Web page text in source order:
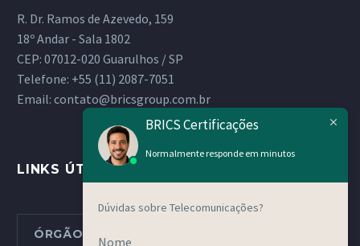
R. Dr. Ramos de Azevedo, 159
18º Andar - Sala 1802
CEP: 07012-020 Guarulhos / SP
Telefone: +55 (11) 2087-7051
Email: contato@bricsgroup.com.br
LINKS ÚTEIS
ÓRGÃOS METROLÓGICOS ESTADUAIS
BRICS Certificações
Normalmente responde em minutos
Dúvidas sobre Telecomunicações?
Nome